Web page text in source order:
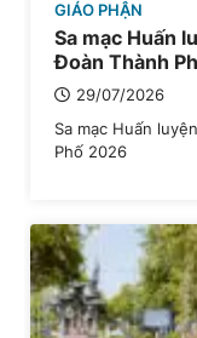
GIÁO PHẬN
Sa mạc Huấn
Đoàn Thành
29/07/2026
Sa mạc Huấn
Phố 2026